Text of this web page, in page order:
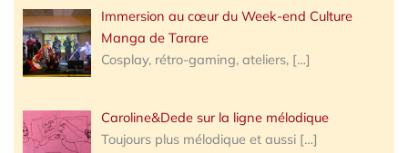
Immersion au cœur du Week-end Culture
Manga de Tarare
Cosplay, rétro-gaming, ateliers, […]
Caroline&Dede sur la ligne mélodique
Toujours plus mélodique et aussi […]